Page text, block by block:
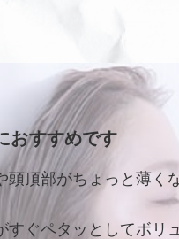
おすすめです
頭頂部がちょっと薄く
すぐペタッとしてボリ